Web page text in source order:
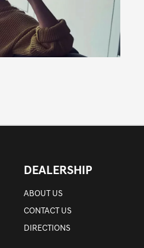
DEALERSHIP
ABOUT US
CONTACT US
DIRECTIONS